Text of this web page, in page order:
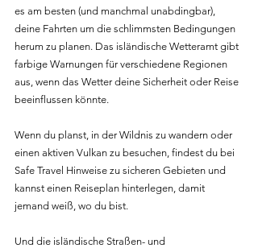
es am besten (und manchmal unabdingbar),
deine Fahrten um die schlimmsten Bedingungen
herum zu planen. Das isländische Wetteramt gibt
farbige Warnungen für verschiedene Regionen
aus, wenn das Wetter deine Sicherheit oder Reise
beeinflussen könnte.
Wenn du planst, in der Wildnis zu wandern oder
einen aktiven Vulkan zu besuchen, findest du bei
Safe Travel Hinweise zu sicheren Gebieten und
kannst einen Reiseplan hinterlegen, damit
jemand weiß, wo du bist.
Und die isländische Straßen- und